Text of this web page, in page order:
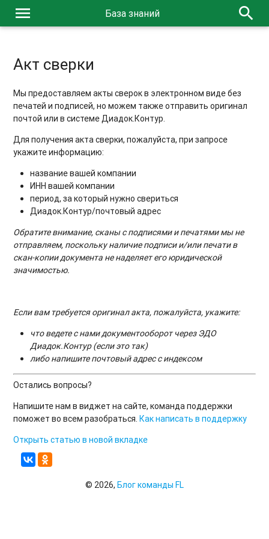
menu База знаний search
Акт сверки
Мы предоставляем акты сверок в электронном виде без
печатей и подписей, но можем также отправить оригинал
почтой или в системе Диадок.Контур.
Для получения акта сверки, пожалуйста, при запросе
укажите информацию:
название вашей компании
ИНН вашей компании
период, за который нужно свериться
Диадок.Контур/почтовый адрес
Обратите внимание, сканы с подписями и печатями мы не
отправляем, поскольку наличие подписи и/или печати в
скан-копии документа не наделяет его юридической
значимостью.
Если вам требуется оригинал акта, пожалуйста, укажите:
что ведете с нами документооборот через ЭДО
Диадок.Контур (если это так)
либо напишите почтовый адрес с индексом
Остались вопросы?
Напишите нам в виджет на сайте, команда поддержки
поможет во всем разобраться.Как написать в поддержку
Открыть статью в новой вкладке
© 2026, Блог команды FL